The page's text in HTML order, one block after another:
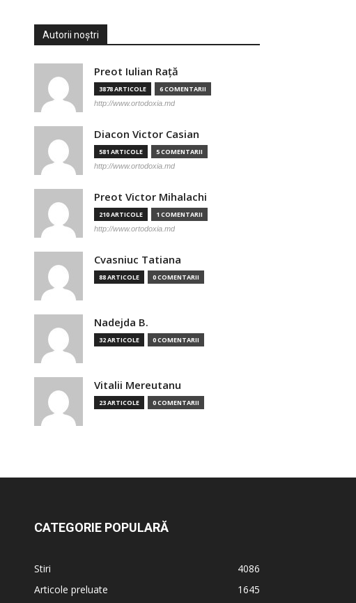
Autorii noștri
Preot Iulian Raţă
3878 ARTICOLE 6 COMENTARII
http://www.ortodoxia.md
Diacon Victor Casian
581 ARTICOLE 5 COMENTARII
http://www.ortodoxia.md
Preot Victor Mihalachi
210 ARTICOLE 1 COMENTARII
http://www.ortodoxia.md
Cvasniuc Tatiana
88 ARTICOLE 0 COMENTARII
Nadejda B.
32 ARTICOLE 0 COMENTARII
Vitalii Mereutanu
23 ARTICOLE 0 COMENTARII
CATEGORIE POPULARĂ
Stiri
4086
Articole preluate
1645